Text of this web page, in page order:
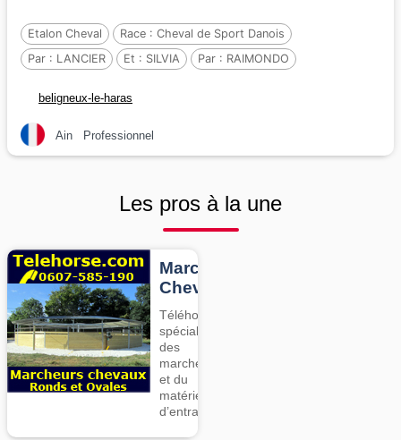
Etalon Cheval Race : Cheval de Sport Danois
Par : LANCIER Et : SILVIA Par : RAIMONDO
beligneux-le-haras
Ain Professionnel
Les pros à la une
Marcheurs
Chevaux
Téléhorse,
spécialiste
des
marcheurs
et du
matériel
d’entrainement